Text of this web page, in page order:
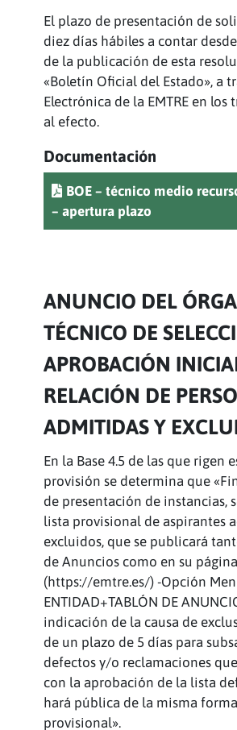
El plazo de presentación de
diez días hábiles a contar
de la publicación de esta
«Boletín Oficial del Estado», a
Electrónica de la EMTRE en los
al efecto.
Documentación
BOE – técnico medio
– apertura plazo
ANUNCIO DEL
TÉCNICO DE
APROBACIÓN
RELACIÓN DE
ADMITIDAS Y
En la Base 4.5 de las que rigen
provisión se determina que
de presentación de instancias,
lista provisional de aspirantes
excluidos, que se publicará
de Anuncios como en su
(https://emtre.es/) -Opción
ENTIDAD+TABLÓN DE
indicación de la causa de
de un plazo de 5 días para
defectos y/o reclamaciones
con la aprobación de la lista
hará pública de la misma
provisional».